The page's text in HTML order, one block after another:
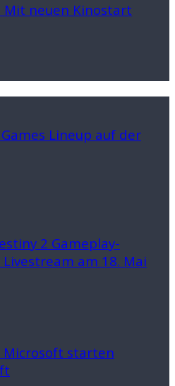
Mit neuen Kinostart
Lineup auf der
2 Gameplay-
am 18. Mai
Microsoft starten